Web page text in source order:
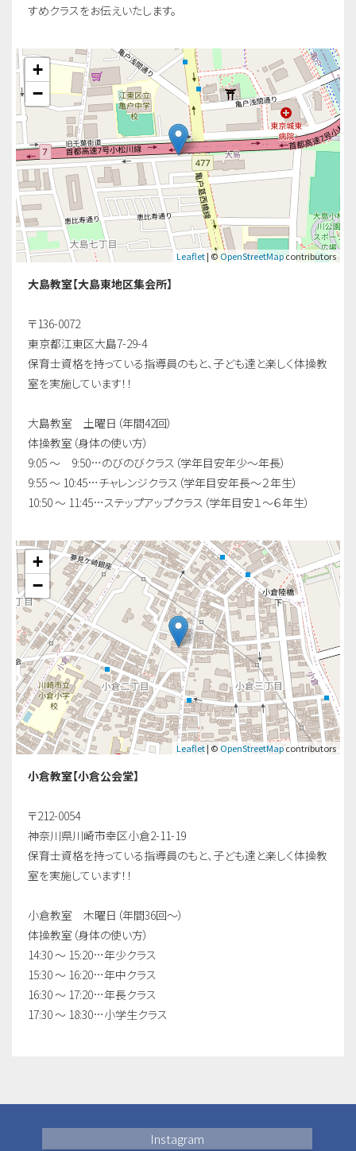
すめクラスをお伝えいたします。
+
−
Leaflet| © OpenStreetMapcontributors
大島教室【大島東地区集会所】
〒136-0072
東京都江東区大島7-29-4
保育士資格を持っている指導員のもと、子ども達と楽しく体操教
室を実施しています！！
大島教室 土曜日（年間42回）
体操教室（身体の使い方）
9:05 ～ 9:50…のびのびクラス（学年目安年少〜年長）
9:55 ～ 10:45…チャレンジクラス（学年目安年長〜２年生）
10:50 ～ 11:45…ステップアップクラス（学年目安１〜６年生）
+
−
Leaflet| ©OpenStreetMapcontributors
小倉教室【小倉公会堂】
〒212-0054
神奈川県川崎市幸区小倉2-11-19
保育士資格を持っている指導員のもと、子ども達と楽しく体操教
室を実施しています！！
小倉教室 木曜日（年間36回〜）
体操教室（身体の使い方）
14:30 ～ 15:20…年少クラス
15:30 ～ 16:20…年中クラス
16:30 ～ 17:20…年長クラス
17:30 ～ 18:30…小学生クラス
Instagram